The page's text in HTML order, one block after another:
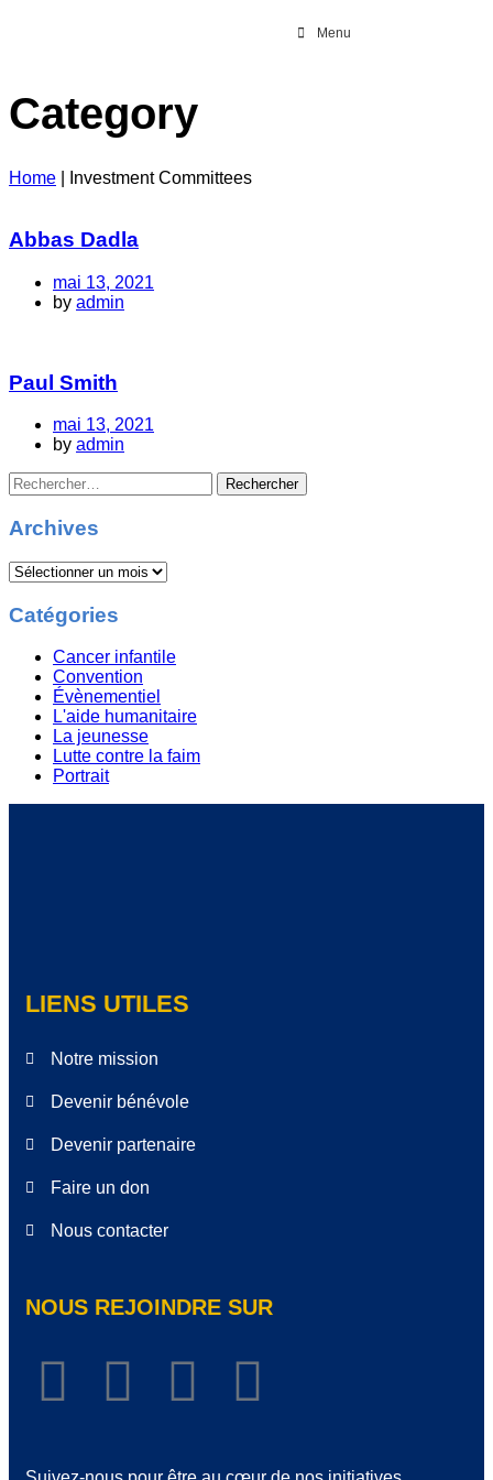
Menu
Category
Home Investment Committees
Abbas Dadla
mai 13, 2021
by admin
Paul Smith
mai 13, 2021
by admin
Archives
Catégories
Cancer infantile
Convention
Évènementiel
L'aide humanitaire
La jeunesse
Lutte contre la faim
Portrait
LIENS UTILES
Notre mission
Devenir bénévole
Devenir partenaire
Faire un don
Nous contacter
NOUS REJOINDRE SUR